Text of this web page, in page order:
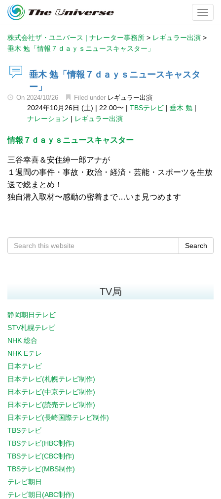
株式会社ザ・ユニバース | ナレーター事務所 > レギュラー出演 >
垂木 勉「情報７ｄａｙｓニュースキャスター」
垂木 勉「情報７ｄａｙｓニュースキャスタ
ー」
On 2024/10/26 Filed under レギュラー出演
2024年10月26日 (土) | 22:00〜 | TBSテレビ | 垂木 勉 |
ナレーション | レギュラー出演
情報７ｄａｙｓニュースキャスター
三谷幸喜＆安住紳一郎アナが
１週間の事件・事故・政治・経済・芸能・スポーツを生放
送で総まとめ！
独自潜入取材〜感動の密着まで…いま見つめます
Search
TV局
静岡朝日テレビ
STV札幌テレビ
NHK 総合
NHK Eテレ
日本テレビ
日本テレビ(札幌テレビ制作)
日本テレビ(中京テレビ制作)
日本テレビ(読売テレビ制作)
日本テレビ(長崎国際テレビ制作)
TBSテレビ
TBSテレビ(HBC制作)
TBSテレビ(CBC制作)
TBSテレビ(MBS制作)
テレビ朝日
テレビ朝日(ABC制作)